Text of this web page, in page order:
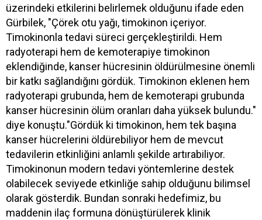
üzerindeki etkilerini belirlemek olduğunu ifade eden
Gürbilek, "Çörek otu yağı, timokinon içeriyor.
Timokinonla tedavi süreci gerçekleştirildi. Hem
radyoterapi hem de kemoterapiye timokinon
eklendiğinde, kanser hücresinin öldürülmesine önemli
bir katkı sağlandığını gördük. Timokinon eklenen hem
radyoterapi grubunda, hem de kemoterapi grubunda
kanser hücresinin ölüm oranları daha yüksek bulundu."
diye konuştu."Gördük ki timokinon, hem tek başına
kanser hücrelerini öldürebiliyor hem de mevcut
tedavilerin etkinliğini anlamlı şekilde artırabiliyor.
Timokinonun modern tedavi yöntemlerine destek
olabilecek seviyede etkinliğe sahip olduğunu bilimsel
olarak gösterdik. Bundan sonraki hedefimiz, bu
maddenin ilaç formuna dönüştürülerek klinik